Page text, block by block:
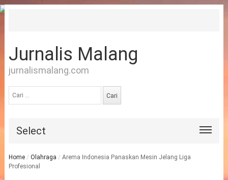
Jurnalis Malang
jurnalismalang.com
untuk:
Select
Home / Olahraga / Arema Indonesia Panaskan Mesin Jelang Liga
Profesional